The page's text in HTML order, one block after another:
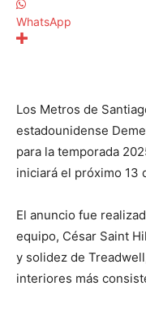
WhatsApp
Los Metros de
estadounidense
para la temporada
iniciará el próximo 13
El anuncio fue
equipo, César Saint
y solidez de
interiores más